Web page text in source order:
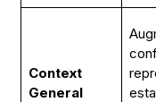
Context
General